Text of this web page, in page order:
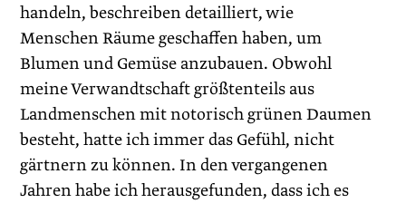
handeln, beschreiben detailliert, wie
Menschen Räume geschaffen haben, um
Blumen und Gemüse anzubauen. Obwohl
meine Verwandtschaft größtenteils aus
Landmenschen mit notorisch grünen Daumen
besteht, hatte ich immer das Gefühl, nicht
gärtnern zu können. In den vergangenen
Jahren habe ich herausgefunden, dass ich es